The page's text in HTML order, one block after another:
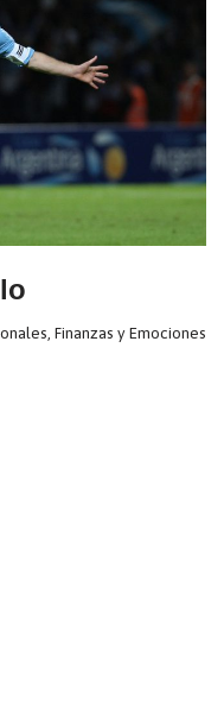
Finanzas y Emociones